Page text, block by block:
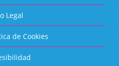
Legal
de Cookies